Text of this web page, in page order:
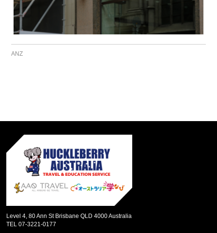
ANZ
Level 4, 80 Ann St Brisbane QLD 4000 Australia
TEL 07-3221-0177